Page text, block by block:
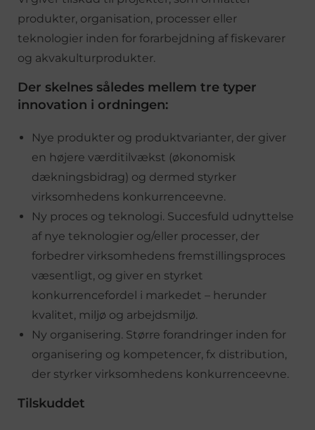
produkter, organisation, processer eller
teknologier inden for forarbejdning af fiskevarer
og akvakulturprodukter.
Der skelnes således mellem tre typer
innovation i ordningen:
Nye produkter og produktvarianter, der giver
en højere værditilvækst (økonomisk
dækningsbidrag) og dermed styrker
virksomhedens konkurrenceevne.
Ny proces og teknologi. Succesfuld udnyttelse
af nye teknologier og/eller processer, der
forbedrer virksomhedens fremstillingsproces
væsentligt, og giver en styrket
konkurrencefordel i markedet – herunder
kvalitet, miljø og arbejdsmiljø.
Ny organisering. Større forandringer inden for
organisering og kompetencer, fx distribution,
der styrker virksomhedens konkurrenceevne.
Tilskuddet